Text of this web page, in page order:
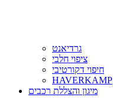
גרדיאנט
ציפוי חלבי
חיפוי דקורטיבי
HAVERKAMP
מיגון והצללת רכבים